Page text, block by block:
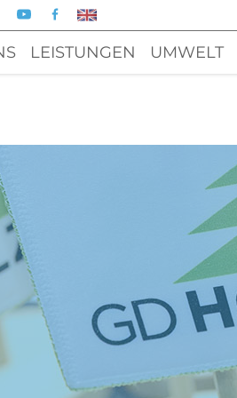
LEISTUNGEN UMWELT